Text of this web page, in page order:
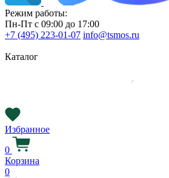
Режим работы:
Пн-Пт с 09:00 до 17:00
+7 (495) 223-01-07 info@tsmos.ru
Каталог
Избранное
0
Корзина
0